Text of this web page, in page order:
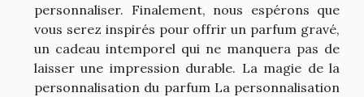
personnaliser. Finalement, nous espérons que
vous serez inspirés pour offrir un parfum gravé,
un cadeau intemporel qui ne manquera pas de
laisser une impression durable. La magie de la
personnalisation du parfum La personnalisation